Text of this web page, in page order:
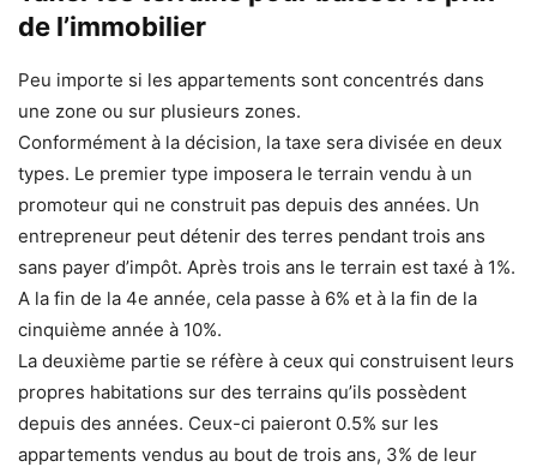
de l’immobilier
Peu importe si les appartements sont concentrés dans
une zone ou sur plusieurs zones.
Conformément à la décision, la taxe sera divisée en deux
types. Le premier type imposera le terrain vendu à un
promoteur qui ne construit pas depuis des années. Un
entrepreneur peut détenir des terres pendant trois ans
sans payer d’impôt. Après trois ans le terrain est taxé à 1%.
A la fin de la 4e année, cela passe à 6% et à la fin de la
cinquième année à 10%.
La deuxième partie se réfère à ceux qui construisent leurs
propres habitations sur des terrains qu’ils possèdent
depuis des années. Ceux-ci paieront 0.5% sur les
appartements vendus au bout de trois ans, 3% de leur